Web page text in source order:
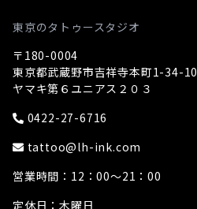
東京のタトゥースタジオ
〒180-0004
東京都武蔵野市吉祥寺本町1-34-10
ヤマキ第６ユニアス２０３
0422-27-6716
tattoo@lh-ink.com
営業時間：12：00～21：00
定休日：木曜日